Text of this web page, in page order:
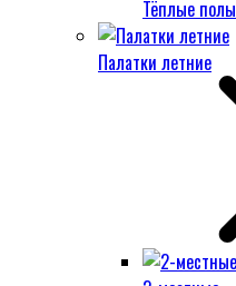
Тёплые полы
Палатки летние